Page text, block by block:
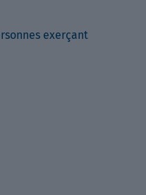
exerçant